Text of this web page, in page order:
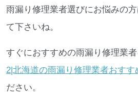
雨漏り修理業者選びにお悩みの
て下さいね。
すぐにおすすめの雨漏り修理業
2|北海道の雨漏り修理業者おすす
ださい。